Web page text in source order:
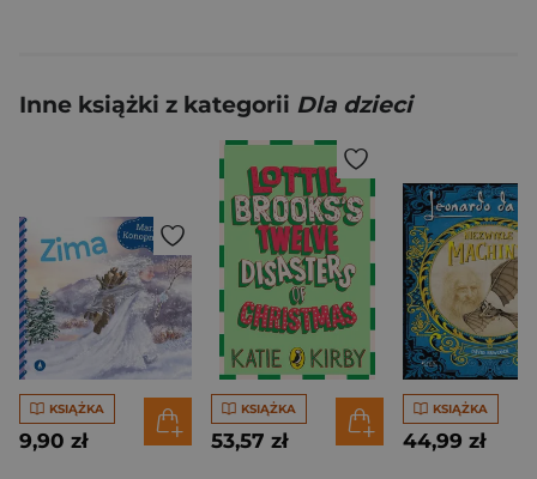
Inne książki z kategorii Dla dzieci
KSIĄŻKA
9,90 zł
KSIĄŻKA
53,57 zł
KSIĄŻKA
44,99 zł